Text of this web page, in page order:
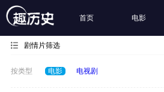
首页 电影
剧情片筛选
按类型 电影 电视剧